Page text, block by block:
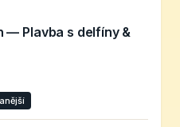
— Plavba s delfíny &